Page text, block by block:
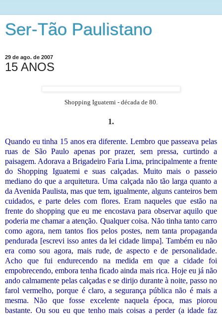
Ser-Tão Paulistano
29 de ago. de 2007
15 ANOS
Shopping Iguatemi - década de 80.
1.
Quando eu tinha 15 anos era diferente. Lembro que passeava pelas
ruas de São Paulo apenas por prazer, sem pressa, curtindo a
paisagem. Adorava a Brigadeiro Faria Lima, principalmente a frente
do Shopping Iguatemi e suas calçadas. Muito mais o passeio
mediano do que a arquitetura. Uma calçada não tão larga quanto a
da Avenida Paulista, mas que tem, igualmente, alguns canteiros bem
cuidados, e parte deles com flores. Eram naqueles que estão na
frente do shopping que eu me encostava para observar aquilo que
poderia me chamar a atenção. Qualquer coisa. Não tinha tanto carro
como agora, nem tantos fios pelos postes, nem tanta propaganda
pendurada [escrevi isso antes da lei cidade limpa]. Também eu não
era como sou agora, mais rude, de aspecto e de personalidade.
Acho que fui endurecendo na medida em que a cidade foi
empobrecendo, embora tenha ficado ainda mais rica. Hoje eu já não
ando calmamente pelas calçadas e se dirijo durante à noite, passo no
farol vermelho, porque é claro, a segurança pública não é mais a
mesma. Não que fosse excelente naquela época, mas piorou
bastante. Ou sou eu que tenho mais coisas a perder (a idade faz